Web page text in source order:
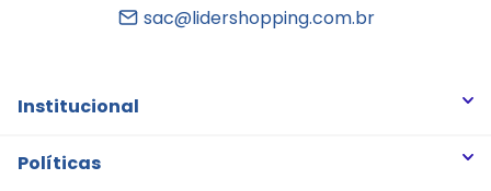
sac@lidershopping.com.br
Institucional
Quem somos
Políticas